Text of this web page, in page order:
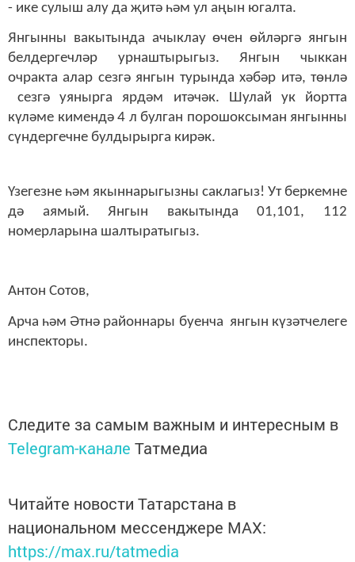
- ике сулыш алу да җитә һәм ул аңын югалта.
Янгынны вакытында ачыклау өчен өйләргә янгын
белдергечләр урнаштырыгыз. Янгын чыккан
очракта алар сезгә янгын турында хәбәр итә, төнлә
сезгә уянырга ярдәм итәчәк. Шулай ук йортта
күләме кимендә 4 л булган порошоксыман янгынны
сүндергечне булдырырга кирәк.
Үзегезне һәм якыннарыгызны саклагыз! Ут беркемне
дә аямый. Янгын вакытында 01,101, 112
номерларына шалтыратыгыз.
Антон Сотов,
Арча һәм Әтнә районнары буенча янгын күзәтчелеге
инспекторы.
Следите за самым важным и интересным в
Telegram-канале Татмедиа
Читайте новости Татарстана в
национальном мессенджере MАХ:
https://max.ru/tatmedia